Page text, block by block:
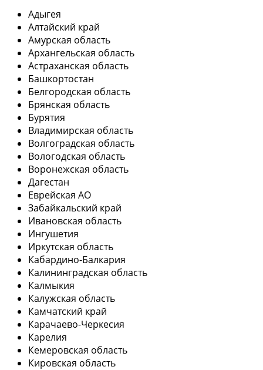
Адыгея
Алтайский край
Амурская область
Архангельская область
Астраханская область
Башкортостан
Белгородская область
Брянская область
Бурятия
Владимирская область
Волгоградская область
Вологодская область
Воронежская область
Дагестан
Еврейская АО
Забайкальский край
Ивановская область
Ингушетия
Иркутская область
Кабардино-Балкария
Калининградская область
Калмыкия
Калужская область
Камчатский край
Карачаево-Черкесия
Карелия
Кемеровская область
Кировская область